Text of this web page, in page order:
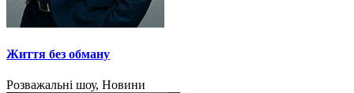
Життя без обману
Розважальні шоу, Новини